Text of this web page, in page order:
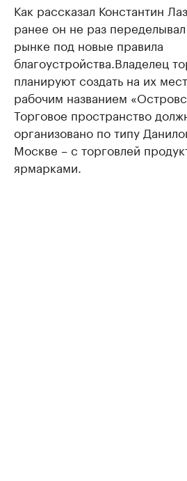
Как рассказал Константин
ранее он не раз
рынке под новые правила
благоустройства. Владелец
планируют создать на их
рабочим названием
Торговое пространство
организовано по типу
Москве – с торговлей
ярмарками.